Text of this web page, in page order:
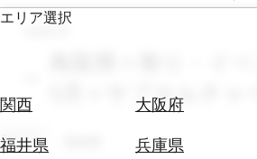
エリア選択
関西 大阪府
福井県
兵庫県
エ
券
search
鳥取県 × 祭り・イ
5月 × サブカルチャー
エリア